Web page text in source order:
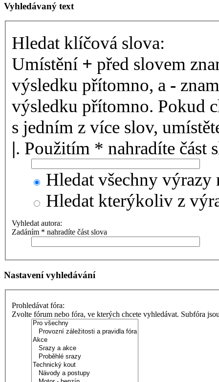
Vyhledávaný text
Hledat klíčová slova:
Umístění + před slovem
výsledku přítomno, a -
výsledku přítomno. Pokud
s jedním z více slov,
|. Použitím * nahradíte část
Hledat všechny výrazy
Hledat kterýkoliv z
Vyhledat autora:
Zadáním * nahradíte část slova
Nastavení vyhledávání
Prohledávat fóra:
Zvolte fórum nebo fóra, ve kterých chcete vyhledávat. Subfóra